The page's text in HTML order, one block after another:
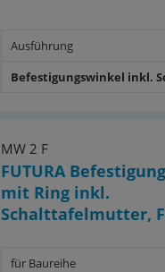
Ausführung
Befestigungswinkel inkl.
MW 2 F
FUTURA
mit Ring inkl.
Schalttafelmutter,
für Baureihe